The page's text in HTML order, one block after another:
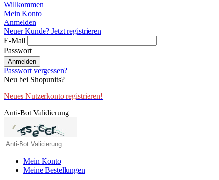
Willkommen
Mein Konto
Anmelden
Neuer Kunde? Jetzt registrieren
E-Mail
Passwort
Anmelden
Passwort vergessen?
Neu bei Shopunits?
Neues Nutzerkonto registrieren!
Anti-Bot Validierung
Mein Konto
Meine Bestellungen